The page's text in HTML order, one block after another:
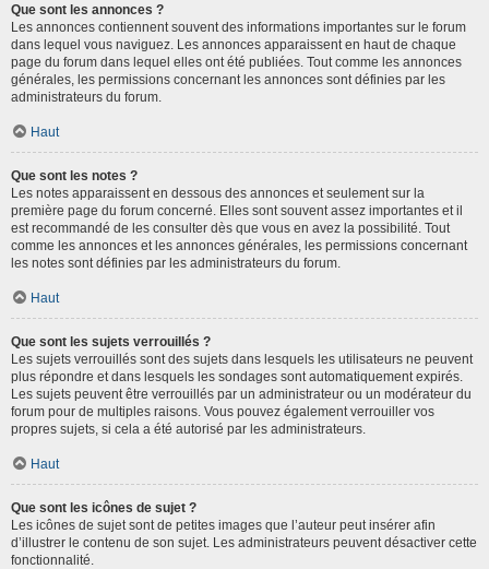
Que sont les annonces ?
Les annonces contiennent souvent des informations importantes sur le forum
dans lequel vous naviguez. Les annonces apparaissent en haut de chaque
page du forum dans lequel elles ont été publiées. Tout comme les annonces
générales, les permissions concernant les annonces sont définies par les
administrateurs du forum.
Haut
Que sont les notes ?
Les notes apparaissent en dessous des annonces et seulement sur la
première page du forum concerné. Elles sont souvent assez importantes et il
est recommandé de les consulter dès que vous en avez la possibilité. Tout
comme les annonces et les annonces générales, les permissions concernant
les notes sont définies par les administrateurs du forum.
Haut
Que sont les sujets verrouillés ?
Les sujets verrouillés sont des sujets dans lesquels les utilisateurs ne peuvent
plus répondre et dans lesquels les sondages sont automatiquement expirés.
Les sujets peuvent être verrouillés par un administrateur ou un modérateur du
forum pour de multiples raisons. Vous pouvez également verrouiller vos
propres sujets, si cela a été autorisé par les administrateurs.
Haut
Que sont les icônes de sujet ?
Les icônes de sujet sont de petites images que l’auteur peut insérer afin
d’illustrer le contenu de son sujet. Les administrateurs peuvent désactiver cette
fonctionnalité.